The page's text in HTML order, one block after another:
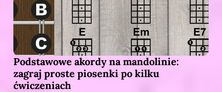
Podstawowe akordy na mandolinie:
zagraj proste piosenki po kilku
ćwiczeniach